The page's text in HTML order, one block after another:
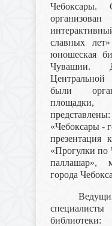
славных
юношеская
Чувашии.
Центральной
были
«Чебоксары -
«Прогулки по
паллашар»,
города